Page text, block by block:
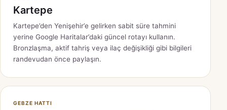
Kartepe
Kartepe’den Yenişehir’e gelirken sabit süre tahmini
yerine Google Haritalar’daki güncel rotayı kullanın.
Bronzlaşma, aktif tahriş veya ilaç değişikliği gibi bilgileri
randevudan önce paylaşın.
GEBZE HATTI